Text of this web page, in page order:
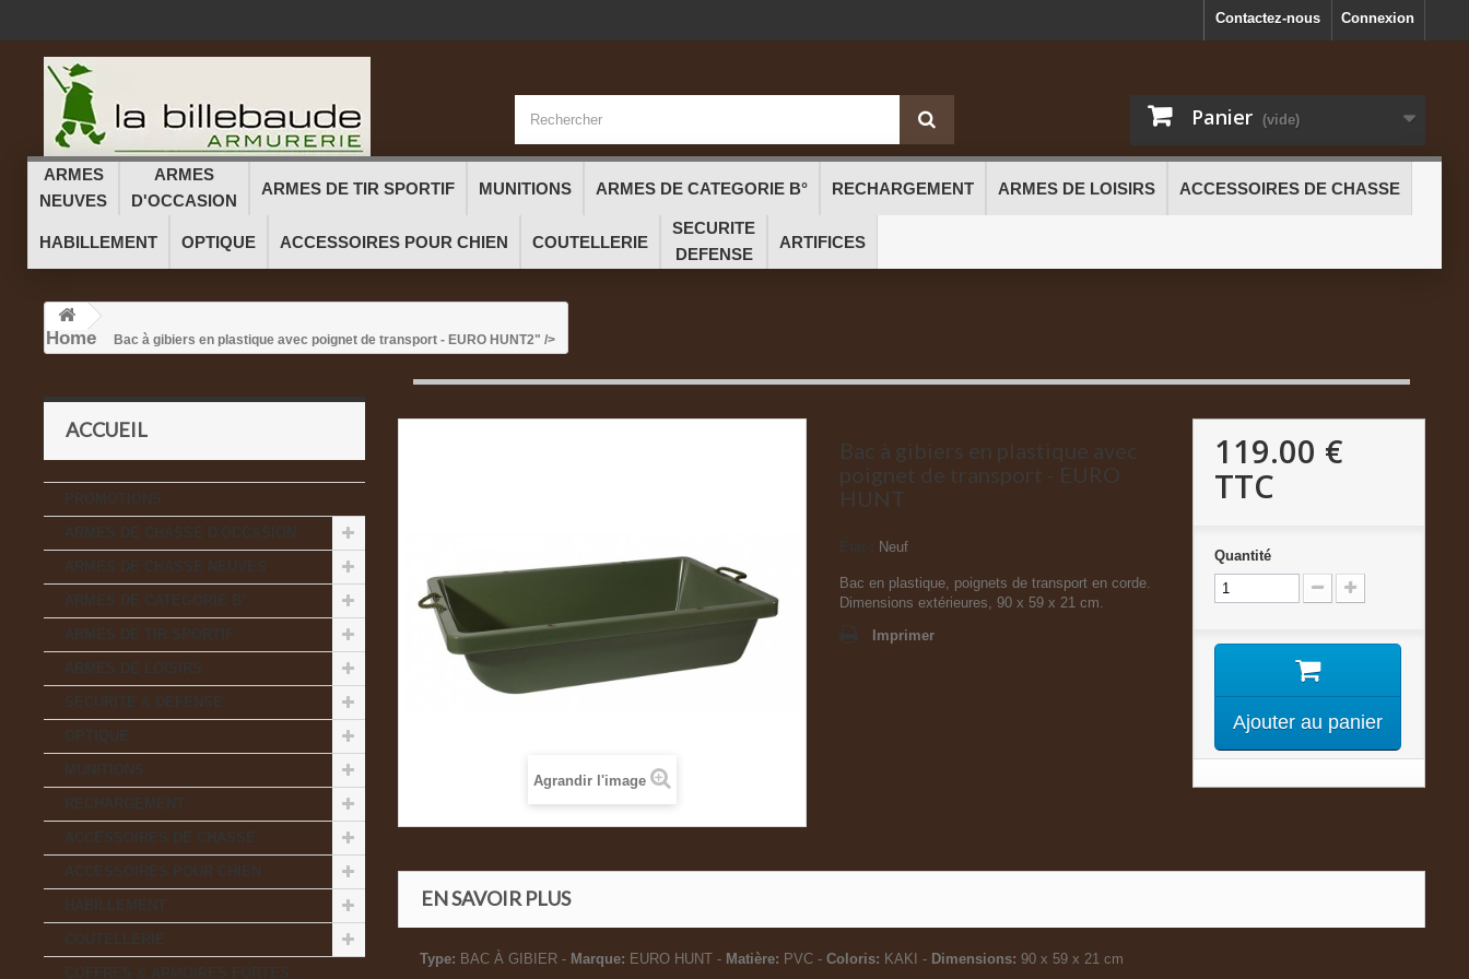
Connexion
Contactez-nous
Panier (vide)
ARMES
NEUVES
ARMES
D'OCCASION
ARMES DE TIR SPORTIF MUNITIONS ARMES DE CATEGORIE B° RECHARGEMENT ARMES DE LOISIRS ACCESSOIRES DE CHASSE
HABILLEMENT OPTIQUE ACCESSOIRES POUR CHIEN COUTELLERIE
SECURITE
DEFENSE
ARTIFICES
Home Bac à gibiers en plastique avec poignet de transport - EURO HUNT2" />
ACCUEIL
PROMOTIONS
ARMES DE CHASSE D'OCCASION
ARMES DE CHASSE NEUVES
ARMES DE CATEGORIE B°
ARMES DE TIR SPORTIF
ARMES DE LOISIRS
SECURITE & DEFENSE
MUNITIONS
RECHARGEMENT
ACCESSOIRES DE CHASSE
ACCESSOIRES POUR CHIEN
HABILLEMENT
COUTELLERIE
COFFRES & ARMOIRES FORTES
Agrandir l'image
Bac à gibiers en plastique avec
poignet de transport - EURO
HUNT
Neuf
Bac en plastique, poignets de transport en corde.
Dimensions extérieures, 90 x 59 x 21 cm.
Imprimer
119.00 €
TTC
Quantité
Ajouter au panier
EN SAVOIR PLUS
Type: BAC À GIBIER - Marque: EURO HUNT - Matière: PVC - Coloris: KAKI - Dimensions: 90 x 59 x 21 cm